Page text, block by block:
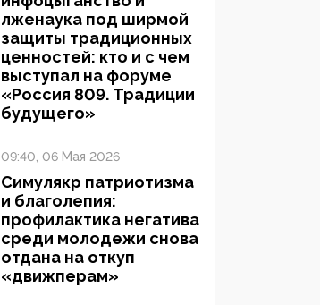
лженаука под ширмой
защиты традиционных
ценностей: кто и с чем
выступал на форуме
«Россия 809. Традиции
будущего»
09:40, 06 Мая 2026
Симулякр патриотизма
и благолепия:
профилактика негатива
среди молодежи снова
отдана на откуп
«движперам»